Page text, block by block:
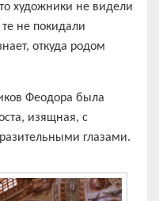
художники не видели
не покидали
откуда родом
Феодора была
изящная, с
глазами.